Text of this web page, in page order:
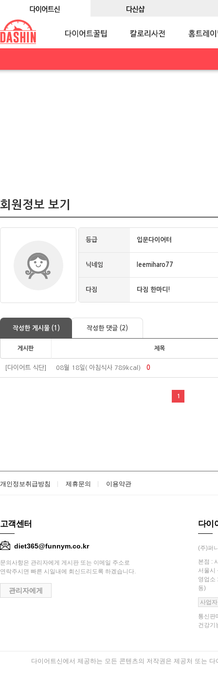
회원정보 보기
등급 입문다이어터
닉네임 leemiharo77
다짐 다짐 한마디!
작성한 게시물 (1) 작성한 댓글 (2)
게시판 제목
[다이어트 식단] 08월 18일( 아침식사 789kcal) 0
1
개인정보취급방침 제휴문의 이용약관
고객센터
diet365@funnym.co.kr
문의사항은 관리자에게 게시판 또는 이메일 주소로
연락주시면 빠른 시일내에 회신드리도록 하겠습니다.
관리자에게
다이
(주)퍼
본점 :
서울시
영업소
동)
사업
통신판
건강기
다이어트신에서 제공하는 모든 콘텐츠의 저작권은 제공처 또는